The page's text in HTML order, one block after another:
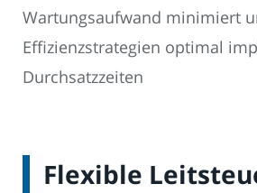
Wartungsaufwand minimiert
Effizienzstrategien optimal
Durchsatzzeiten
Flexible